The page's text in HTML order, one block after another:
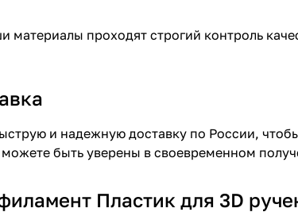
материалы проходят строгий контроль
и надежную доставку по России,
быть уверены в своевременном
Пластик для 3D